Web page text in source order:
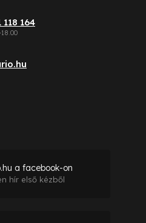
118 164
a facebook-on
hír első kézből